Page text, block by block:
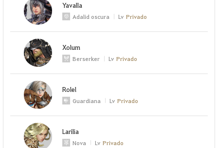
Yavalla
Adalid oscura Lv Privado
Xolum
Berserker Lv Privado
Rolel
Guardiana Lv Privado
Larilia
Nova Lv Privado